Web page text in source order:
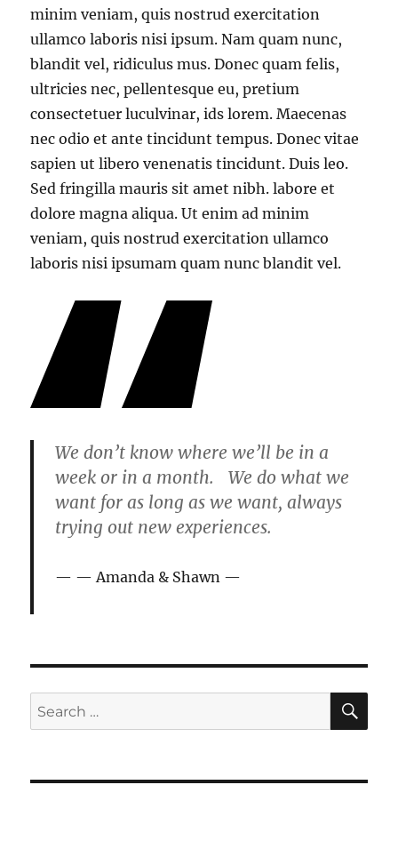
minim veniam, quis nostrud exercitation
ullamco laboris nisi ipsum. Nam quam nunc,
blandit vel, ridiculus mus. Donec quam felis,
ultricies nec, pellentesque eu, pretium
consectetuer luculvinar, ids lorem. Maecenas
nec odio et ante tincidunt tempus. Donec vitae
sapien ut libero venenatis tincidunt. Duis leo.
Sed fringilla mauris sit amet nibh. labore et
dolore magna aliqua. Ut enim ad minim
veniam, quis nostrud exercitation ullamco
laboris nisi ipsumam quam nunc blandit vel.
We don’t know where we’ll be in a
week or in a month. We do what we
want for as long as we want, always
trying out new experiences.
— Amanda & Shawn —
Search
for: